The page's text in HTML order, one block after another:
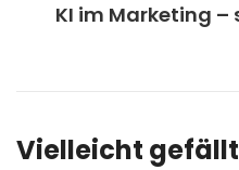
KI im Marketing –
Vielleicht